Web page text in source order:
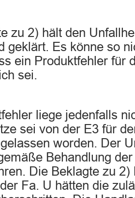
zu 2) hält den
geklärt. Es könne so
ein Produktfehler für
sei.
liege jedenfalls
sei von der E3 für
worden. Der
Behandlung
Die Beklagte zu 2)
Fa. U hätten die